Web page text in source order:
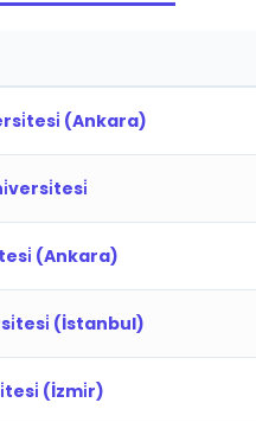
(Ankara)
(Ankara)
(İstanbul)
(İzmi̇r)